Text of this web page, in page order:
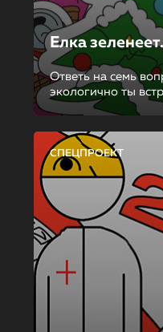
Елка
Ответь на семь
экологично ты
СПЕЦПРОЕКТ